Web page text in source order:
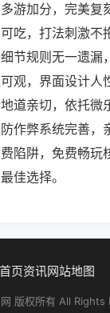
游加分，完美复
吃，打法刺激不
节规则无一遗漏
观，界面设计人
道亲切，依托微
作弊系统完善，
陷阱，免费畅玩
佳选择。
首页资讯网站地图
版权所有 All Rights